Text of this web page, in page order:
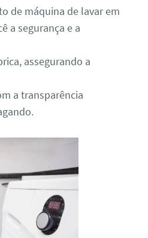
de máquina de lavar em
a segurança e a
assegurando a
a transparência